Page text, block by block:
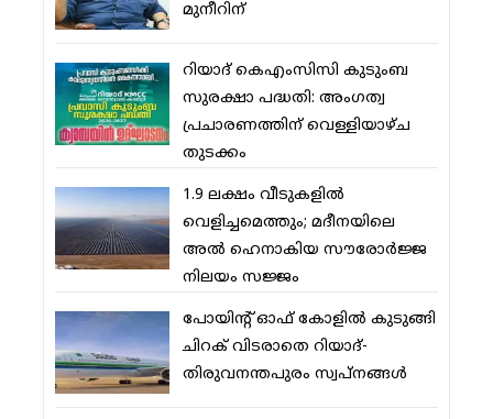
മുനീറിന്
റിയാദ് കെഎംസിസി കുടുംബ
സുരക്ഷാ പദ്ധതി: അംഗത്വ
പ്രചാരണത്തിന് വെള്ളിയാഴ്ച
തുടക്കം
1.9 ലക്ഷം വീടുകളില്‍
വെളിച്ചമെത്തും; മദീനയിലെ
അല്‍ ഹെനാകിയ സൗരോര്‍ജ്ജ
നിലയം സജ്ജം
പോയിന്റ് ഓഫ് കോളില്‍ കുടുങ്ങി
ചിറക് വിടരാതെ റിയാദ്-
തിരുവനന്തപുരം സ്വപ്നങ്ങള്‍